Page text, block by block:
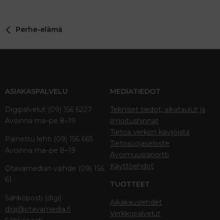
Perhe-elämä
ASIAKASPALVELU
Digipalvelut (09) 156 6227
Avoinna ma–pe 8–19
Painettu lehti (09) 156 665
Avoinna ma–pe 8–19
Otavamedian vaihde (09) 156
61
Sähköposti (digi)
digi@otavamedia.fi
MEDIATIEDOT
Tekniset tiedot, aikataulut ja
ilmoitushinnat
Tietoa verkon kävijöistä
Tietosuojaseloste
Avoimuusraportti
Käyttöehdot
TUOTTEET
Aikakauslehdet
Verkkopalvelut